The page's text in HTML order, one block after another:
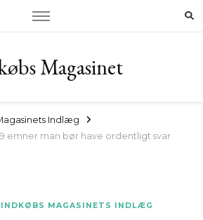
Magasinet
Indlæg
emner man bør have ordentligt svar
INDKØBS MAGASINETS INDLÆG